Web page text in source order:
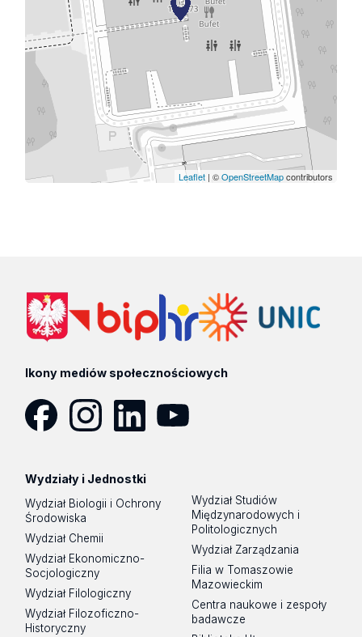
Leaflet| ©OpenStreetMapcontributors
Ikony mediów społecznościowych
Wydziały i Jednostki
Wydział Biologii i Ochrony
Środowiska
Wydział Chemii
Wydział Ekonomiczno-
Socjologiczny
Wydział Filologiczny
Wydział Filozoficzno-
Historyczny
Wydział Studiów
Międzynarodowych i
Politologicznych
Wydział Zarządzania
Filia w Tomaszowie
Mazowieckim
Centra naukowe i zespoły
badawcze